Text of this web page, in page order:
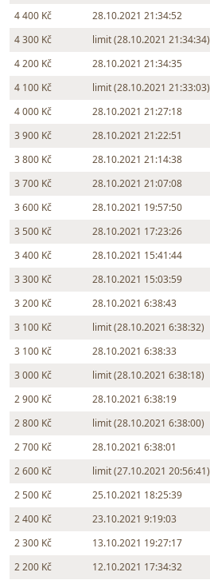
4 400 Kč
28.10.2021 21:34:52
4 300 Kč
limit (28.10.2021 21:34:34)
4 200 Kč
28.10.2021 21:34:35
4 100 Kč
limit (28.10.2021 21:33:03)
4 000 Kč
28.10.2021 21:27:18
3 900 Kč
28.10.2021 21:22:51
3 800 Kč
28.10.2021 21:14:38
3 700 Kč
28.10.2021 21:07:08
3 600 Kč
28.10.2021 19:57:50
3 500 Kč
28.10.2021 17:23:26
3 400 Kč
28.10.2021 15:41:44
3 300 Kč
28.10.2021 15:03:59
3 200 Kč
28.10.2021 6:38:43
3 100 Kč
limit (28.10.2021 6:38:32)
3 100 Kč
28.10.2021 6:38:33
3 000 Kč
limit (28.10.2021 6:38:18)
2 900 Kč
28.10.2021 6:38:19
2 800 Kč
limit (28.10.2021 6:38:00)
2 700 Kč
28.10.2021 6:38:01
2 600 Kč
limit (27.10.2021 20:56:41)
2 500 Kč
25.10.2021 18:25:39
2 400 Kč
23.10.2021 9:19:03
2 300 Kč
13.10.2021 19:27:17
2 200 Kč
12.10.2021 17:34:32